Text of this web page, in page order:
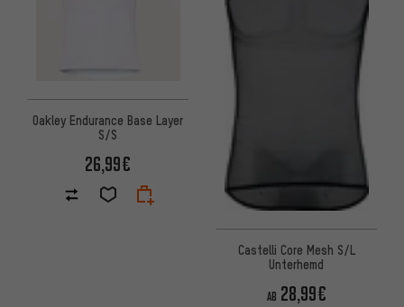
Oakley Endurance Base Layer
S/S
26,99€
Castelli Core Mesh S/L
Unterhemd
AB 28,99€